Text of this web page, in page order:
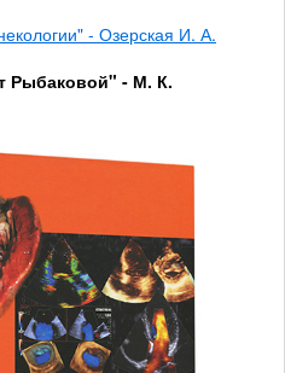
- Озерская И. А.
Рыбаковой" - М. К.